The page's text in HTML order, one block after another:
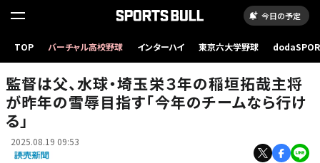
今日の予定
TOP バーチャル高校野球 インターハイ 東京六大学野球
監督は父、水球・埼玉栄３年の稲垣拓哉主将
が昨年の雪辱目指す「今年のチームなら行け
る」
2025.08.19 09:53